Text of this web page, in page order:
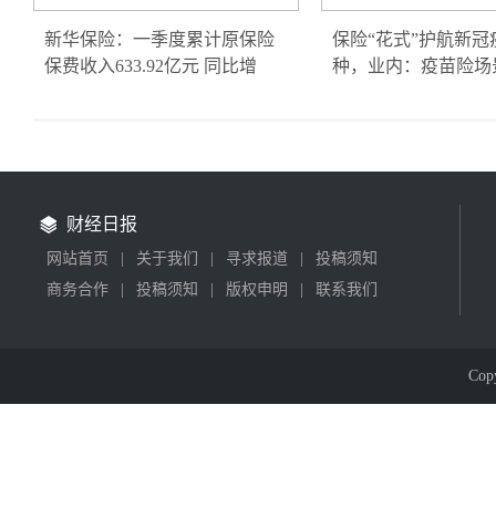
新华保险：一季度累计原保险
保费收入633.92亿元 同比增
保险“花式”护航新冠
种，业内：疫苗险场
财经日报
网站首页 关于我们 寻求报道
投稿须知
商务合作
投稿须知 版权申明 联系我们